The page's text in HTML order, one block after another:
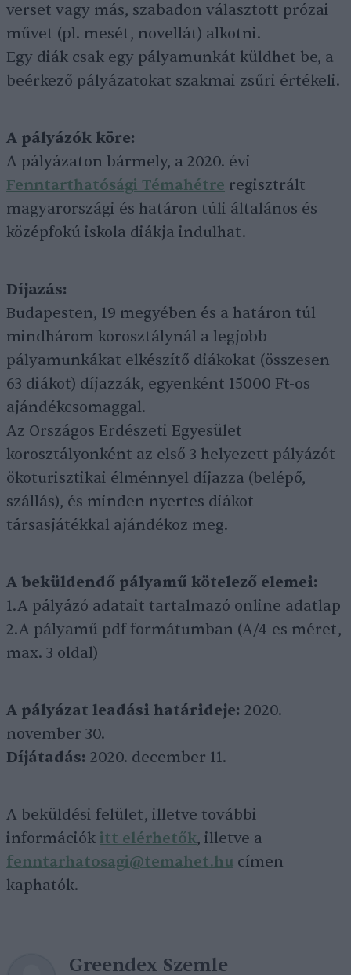
verset vagy más, szabadon választott prózai
művet (pl. mesét, novellát) alkotni.
Egy diák csak egy pályamunkát küldhet be, a
beérkező pályázatokat szakmai zsűri értékeli.
A pályázók köre:
A pályázaton bármely, a 2020. évi
Fenntarthatósági Témahétre regisztrált
magyarországi és határon túli általános és
középfokú iskola diákja indulhat.
Díjazás:
Budapesten, 19 megyében és a határon túl
mindhárom korosztálynál a legjobb
pályamunkákat elkészítő diákokat (összesen
63 diákot) díjazzák, egyenként 15000 Ft-os
ajándékcsomaggal.
Az Országos Erdészeti Egyesület
korosztályonként az első 3 helyezett pályázót
ökoturisztikai élménnyel díjazza (belépő,
szállás), és minden nyertes diákot
társasjátékkal ajándékoz meg.
A beküldendő pályamű kötelező elemei:
1.A pályázó adatait tartalmazó online adatlap
2.A pályamű pdf formátumban (A/4-es méret,
max. 3 oldal)
A pályázat leadási határideje: 2020.
november 30.
Díjátadás: 2020. december 11.
A beküldési felület, illetve további
információk itt elérhetők, illetve a
fenntarhatosagi@temahet.hu címen
kaphatók.
Greendex Szemle